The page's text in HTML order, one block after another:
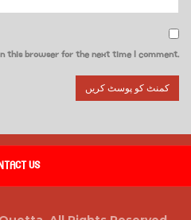
this browser for the next time I comment.
US